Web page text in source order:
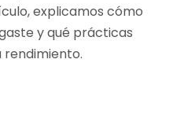
explicamos cómo
y qué prácticas
rendimiento.